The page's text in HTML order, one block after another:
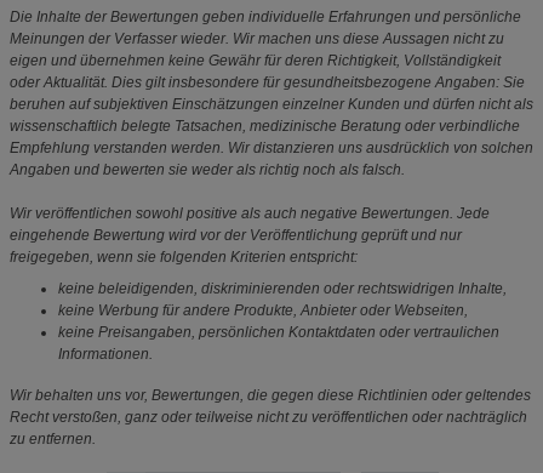
Die Inhalte der Bewertungen geben individuelle Erfahrungen und persönliche
Meinungen der Verfasser wieder. Wir machen uns diese Aussagen nicht zu
eigen und übernehmen keine Gewähr für deren Richtigkeit, Vollständigkeit
oder Aktualität. Dies gilt insbesondere für gesundheitsbezogene Angaben: Sie
beruhen auf subjektiven Einschätzungen einzelner Kunden und dürfen nicht als
wissenschaftlich belegte Tatsachen, medizinische Beratung oder verbindliche
Empfehlung verstanden werden. Wir distanzieren uns ausdrücklich von solchen
Angaben und bewerten sie weder als richtig noch als falsch.
Wir veröffentlichen sowohl positive als auch negative Bewertungen. Jede
eingehende Bewertung wird vor der Veröffentlichung geprüft und nur
freigegeben, wenn sie folgenden Kriterien entspricht:
keine beleidigenden, diskriminierenden oder rechtswidrigen Inhalte,
keine Werbung für andere Produkte, Anbieter oder Webseiten,
keine Preisangaben, persönlichen Kontaktdaten oder vertraulichen
Informationen.
Wir behalten uns vor, Bewertungen, die gegen diese Richtlinien oder geltendes
Recht verstoßen, ganz oder teilweise nicht zu veröffentlichen oder nachträglich
zu entfernen.